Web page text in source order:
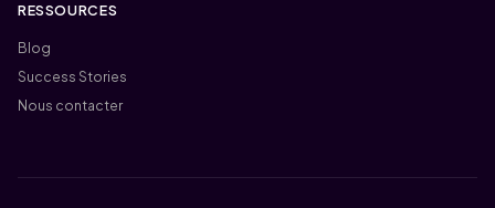
RESSOURCES
Blog
Success Stories
Nous contacter